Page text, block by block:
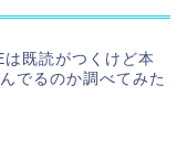
既読がつくけど本
でるのか調べてみた